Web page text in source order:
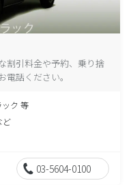
割引料金や予約、乗り捨
話ください。
ック 等
ど
03-5604-0100